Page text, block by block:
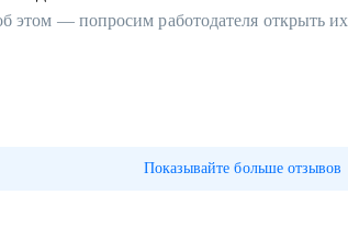
этом — попросим работодателя открыть их
Показывайте больше отзывов